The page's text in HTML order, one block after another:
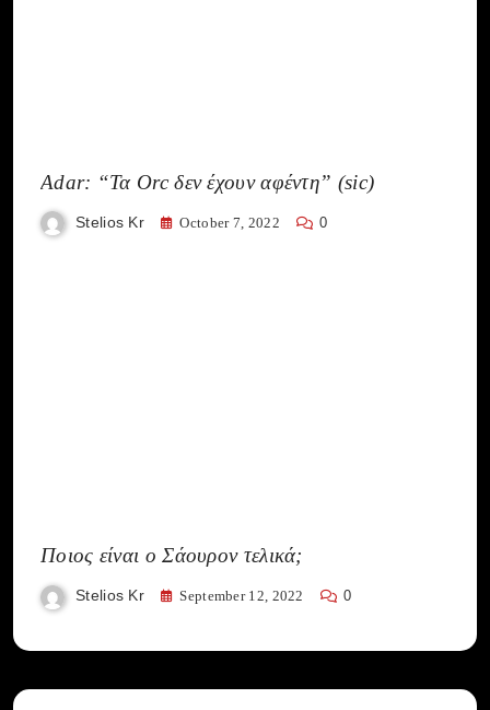
Adar: “Τα Orc δεν έχουν αφέντη” (sic)
Stelios Kr October 7, 2022 0
Ποιος είναι ο Σάουρον τελικά;
Stelios Kr September 12, 2022 0